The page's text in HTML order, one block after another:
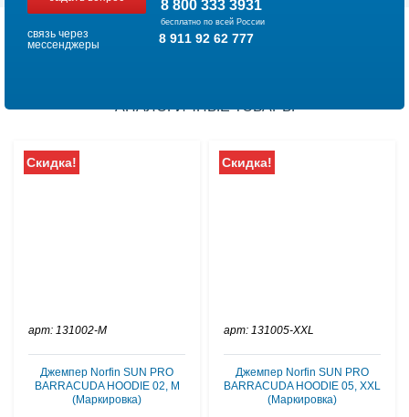
8 800 333 3931
бесплатно по всей России
связь через
мессенджеры
8 911 92 62 777
АНАЛОГИЧНЫЕ ТОВАРЫ
Скидка!
арт: 131002-M
Джемпер Norfin SUN PRO
BARRACUDA HOODIE 02, M
(Маркировка)
Скидка!
арт: 131005-XXL
Джемпер Norfin SUN PRO
BARRACUDA HOODIE 05, XXL
(Маркировка)